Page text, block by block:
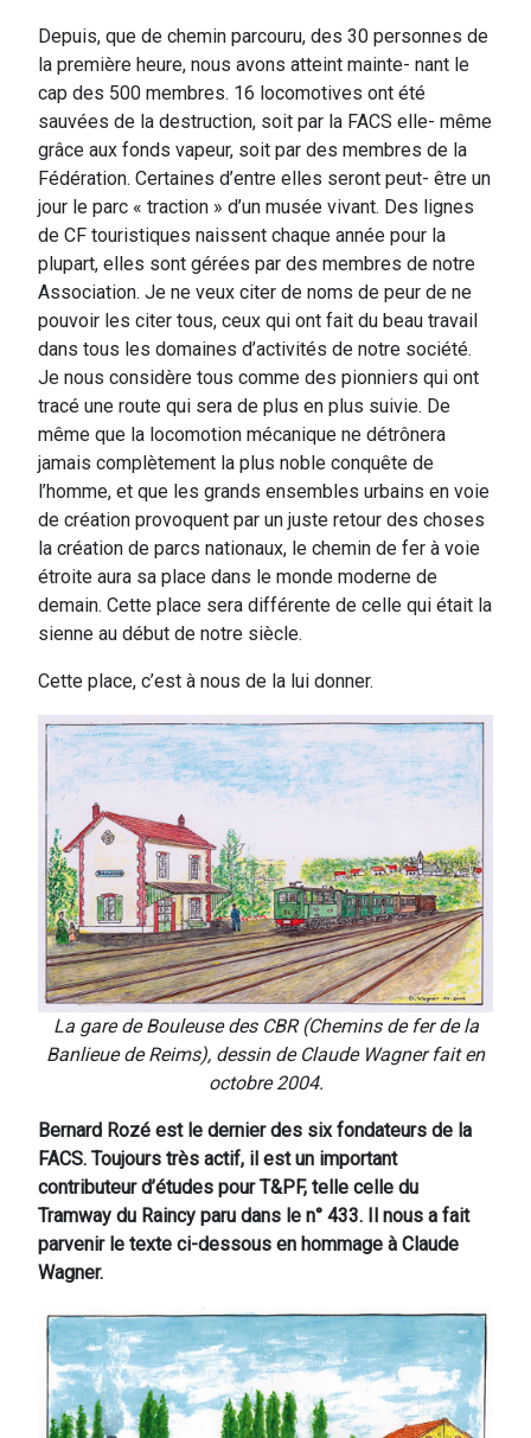
Depuis, que de chemin parcouru, des 30 personnes de
la première heure, nous avons atteint mainte- nant le
cap des 500 membres. 16 locomotives ont été
sauvées de la destruction, soit par la FACS elle- même
grâce aux fonds vapeur, soit par des membres de la
Fédération. Certaines d’entre elles seront peut- être un
jour le parc « traction » d’un musée vivant. Des lignes
de CF touristiques naissent chaque année pour la
plupart, elles sont gérées par des membres de notre
Association. Je ne veux citer de noms de peur de ne
pouvoir les citer tous, ceux qui ont fait du beau travail
dans tous les domaines d’activités de notre société.
Je nous considère tous comme des pionniers qui ont
tracé une route qui sera de plus en plus suivie. De
même que la locomotion mécanique ne détrônera
jamais complètement la plus noble conquête de
l’homme, et que les grands ensembles urbains en voie
de création provoquent par un juste retour des choses
la création de parcs nationaux, le chemin de fer à voie
étroite aura sa place dans le monde moderne de
demain. Cette place sera différente de celle qui était la
sienne au début de notre siècle.
Cette place, c’est à nous de la lui donner.
La gare de Bouleuse des CBR (Chemins de fer de la
Banlieue de Reims), dessin de Claude Wagner fait en
octobre 2004.
Bernard Rozé est le dernier des six fondateurs de la
FACS. Toujours très actif, il est un important
contributeur d’études pour T&PF, telle celle du
Tramway du Raincy paru dans le n° 433. Il nous a fait
parvenir le texte ci-dessous en hommage à Claude
Wagner.